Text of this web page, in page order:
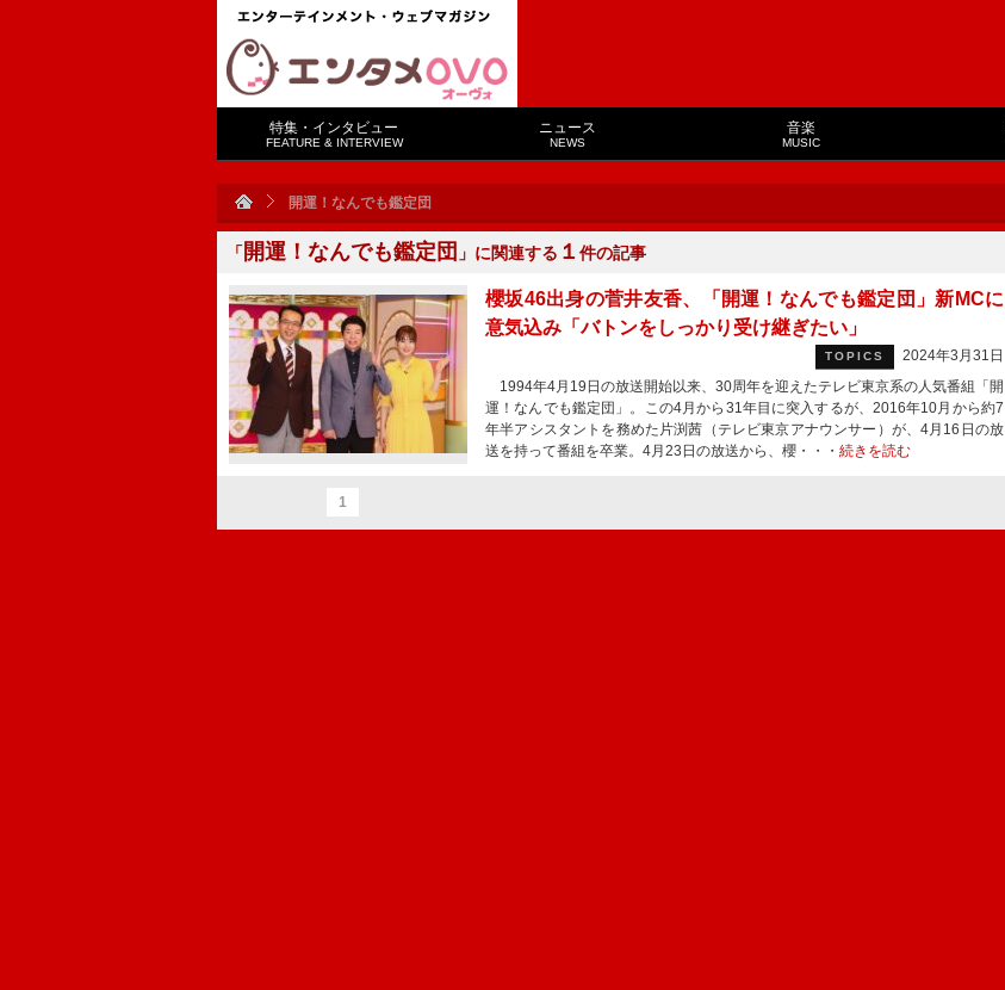
特集・インタビュー
FEATURE & INTERVIEW
ニュース
NEWS
音楽
MUSIC
開運！なんでも鑑定団
「 開運！なんでも鑑定団 」に関連する １ 件の記事
櫻坂46出身の菅井友香、「開運！なんでも鑑定団」新MCに
意気込み「バトンをしっかり受け継ぎたい」
TOPICS
2024年3月31日
1994年4月19日の放送開始以来、30周年を迎えたテレビ東京系の人気番組「開
運！なんでも鑑定団」。この4月から31年目に突入するが、2016年10月から約7
年半アシスタントを務めた片渕茜（テレビ東京アナウンサー）が、4月16日の放
送を持って番組を卒業。4月23日の放送から、櫻・・・ 続きを読む
1